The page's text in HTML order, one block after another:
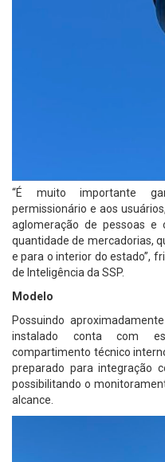
“É muito importante
permissionário e aos
aglomeração de pessoas e
quantidade de mercadorias,
e para o interior do estado”,
de Inteligência da SSP.
Modelo
Possuindo
instalado conta com
compartimento técnico
preparado para integração
possibilitando o
alcance.